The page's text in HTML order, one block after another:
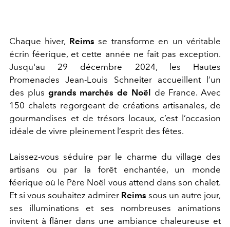
Chaque hiver, Reims se transforme en un véritable
écrin féerique, et cette année ne fait pas exception.
Jusqu'au 29 décembre 2024, les Hautes
Promenades Jean-Louis Schneiter accueillent l’un
des plus grands marchés de Noël
de France. Avec
150 chalets regorgeant de créations artisanales, de
gourmandises et de trésors locaux, c’est l’occasion
idéale de vivre pleinement l’esprit des fêtes.
Laissez-vous séduire par le charme du village des
artisans ou par la forêt enchantée, un monde
féerique où le Père Noël vous attend dans son chalet.
Et si vous souhaitez admirer Reims sous un autre jour,
ses illuminations et ses nombreuses animations
invitent à flâner dans une ambiance chaleureuse et